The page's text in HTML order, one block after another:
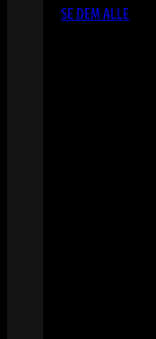
SE DEM ALLE